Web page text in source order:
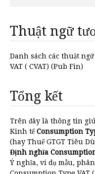
Thuật ngữ
Danh sách các thuật
VAT ( CVAT) (Pub Fin)
Tổng kết
Trên đây là thông tin
Kinh tếConsumption
(hay Thuế GTGT Tiêu
Định nghĩa
Ý nghĩa, ví dụ mẫu,